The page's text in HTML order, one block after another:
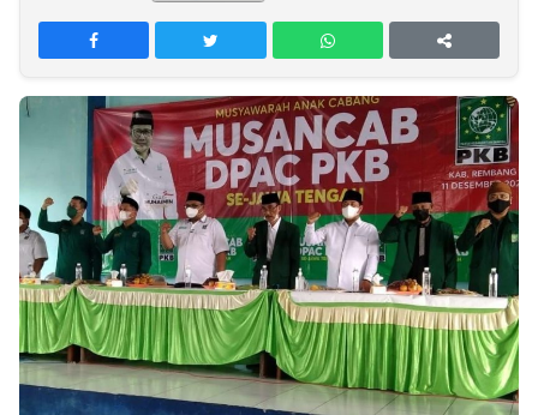
Network
PT
TREETAN
MULTIMEDIA
INDONESIA
Partner
Insight
NTB
Suara
Time
Lens
IDN
Daily
Jogja
Jalan
Rakyat
Idealita
News
Kita
Notice
Dinamikapost.com
Radar
Baru
Seedbacklink
Follow
Kabarbaru